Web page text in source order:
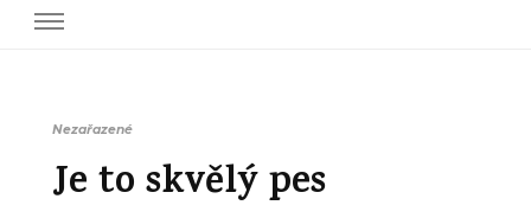
Nezařazené
Je to skvělý pes